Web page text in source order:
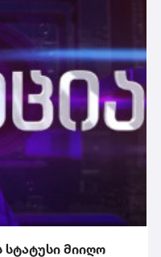
მიიღო